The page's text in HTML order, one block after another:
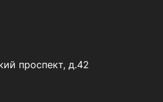
проспект, д.42